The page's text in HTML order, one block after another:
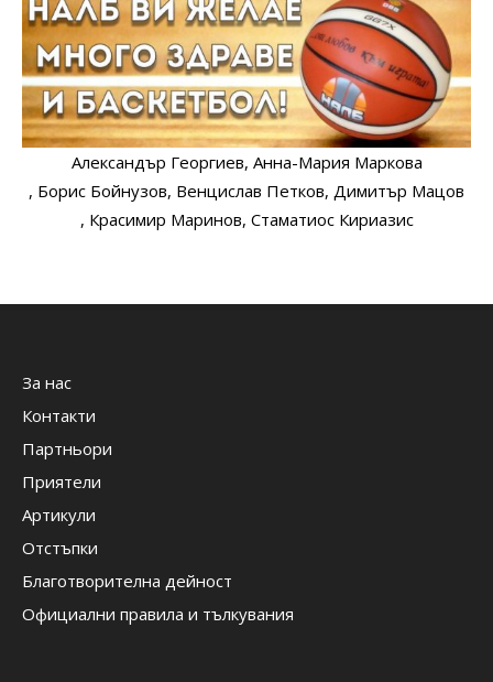
Александър Георгиев, Анна-Мария Маркова
, Борис Бойнузов, Венцислав Петков, Димитър Мацов
, Красимир Маринов, Стаматиос Кириазис
За нас
Контакти
Партньори
Приятели
Артикули
Отстъпки
Благотворителна дейност
Официални правила и тълкувания